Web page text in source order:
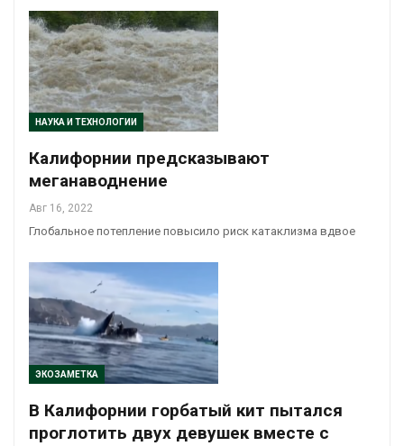
НАУКА И ТЕХНОЛОГИИ
Калифорнии предсказывают
меганаводнение
Авг 16, 2022
Глобальное потепление повысило риск катаклизма вдвое
ЭКОЗАМЕТКА
В Калифорнии горбатый кит пытался
проглотить двух девушек вместе с